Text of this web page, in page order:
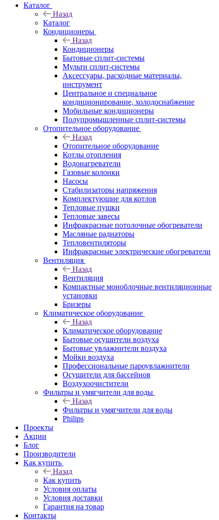
Каталог
Назад
Каталог
Кондиционеры
Назад
Кондиционеры
Бытовые сплит-системы
Мульти сплит-системы
Аксессуары, расходные материалы,
инструмент
Центральное и специальное
кондиционирование, холодоснабжение
Мобильные кондиционеры
Полупромышленные сплит-системы
Отопительное оборудование
Назад
Отопительное оборудование
Котлы отопления
Водонагреватели
Газовые колонки
Насосы
Стабилизаторы напряжения
Комплектующие для котлов
Тепловые пушки
Тепловые завесы
Инфракрасные потолочные обогреватели
Масляные радиаторы
Тепловентиляторы
Инфракрасные электрические обогреватели
Вентиляция
Назад
Вентиляция
Компактные моноблочные вентиляционные
установки
Бризеры
Климатическое оборудование
Назад
Климатическое оборудование
Бытовые осушители воздуха
Бытовые увлажнители воздуха
Мойки воздуха
Профессиональные пароувлажнители
Осушители для бассейнов
Воздухоочистители
Фильтры и умягчители для воды
Назад
Фильтры и умягчители для воды
Philips
Проекты
Акции
Блог
Производители
Как купить
Назад
Как купить
Условия оплаты
Условия доставки
Гарантия на товар
Контакты